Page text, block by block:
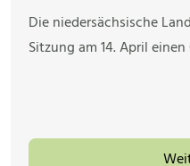
Die niedersächsische
Sitzung am 14. April